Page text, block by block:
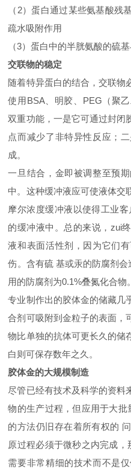
（2）蛋白通过某些氨基酸残
疏水吸附作用
（3）蛋白中的半胱氨酸的硫
交联物的稳定
随着特异蛋白的结合，交联物
使用BSA、明胶、PEG（聚
双重功能，一是它可通过封闭
点而减少了非特异性反应；
成。
一旦结合，金即被调整至预
中。这种缓冲液应可使液体交
摩尔浓度缓冲液以使得工业
的缓冲液中。总的来说，zui
液和表面活性剂，因为它们
伤。含有硫 基或汞的防腐剂
用的防腐剂为0.1%叠氮化合物。
专业制作出的胶体金的储藏几
合剂可吸附到金粒子的表面，
物比单独的抗体可更长久的储
白则可保存数年之久。
胶体金的大规模制造
尽管已经有技术及科学的资料
物的生产过程，但应用于大
的方法仍旧存在着所有权的
原过程必须于微秒之内完成，
需要非常精细的技术而不是